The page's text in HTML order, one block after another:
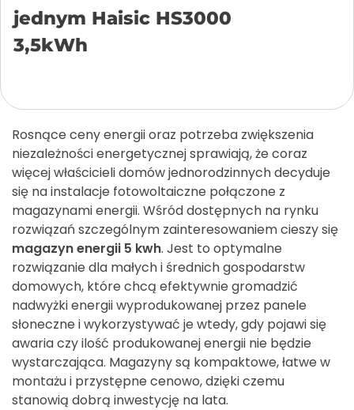
jednym Haisic HS3000
3,5kWh
Rosnące ceny energii oraz potrzeba zwiększenia
niezależności energetycznej sprawiają, że coraz
więcej właścicieli domów jednorodzinnych decyduje
się na instalacje fotowoltaiczne połączone z
magazynami energii. Wśród dostępnych na rynku
rozwiązań szczególnym zainteresowaniem cieszy się
magazyn energii 5 kwh. Jest to optymalne
rozwiązanie dla małych i średnich gospodarstw
domowych, które chcą efektywnie gromadzić
nadwyżki energii wyprodukowanej przez panele
słoneczne i wykorzystywać je wtedy, gdy pojawi się
awaria czy ilość produkowanej energii nie będzie
wystarczająca. Magazyny są kompaktowe, łatwe w
montażu i przystępne cenowo, dzięki czemu
stanowią dobrą inwestycję na lata.